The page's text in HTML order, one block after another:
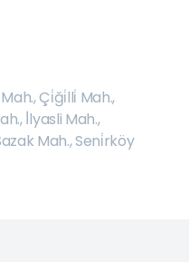
,Çi̇ği̇lli̇ Mah.,
,İ̇lyasli Mah.,
Mah.,Seni̇rköy